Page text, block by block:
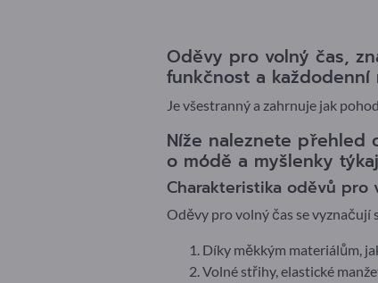
Oděvy pro volný čas,
funkčnost a každodenní
Je všestranný a zahrnuje jak
Níže naleznete přehled
o módě a myšlenky
Charakteristika oděvů pro
Oděvy pro volný čas se
Díky měkkým materiálům,
Volné střihy, elastické